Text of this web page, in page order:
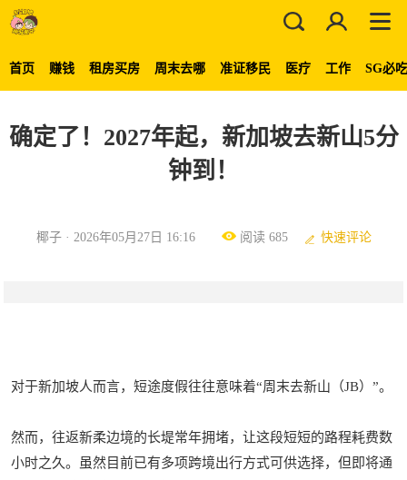
首页 赚钱 租房买房 周末去哪 准证移民 医疗 工作 SG必
确定了！2027年起，新加坡去新山5分
钟到！
椰子 · 2026年05月27日 16:16 阅读 685 快速评论
对于新加坡人而言，短途度假往往意味着“周末去新山（JB）”。
然而，往返新柔边境的长堤常年拥堵，让这段短短的路程耗费数
小时之久。虽然目前已有多项跨境出行方式可供选择，但即将通